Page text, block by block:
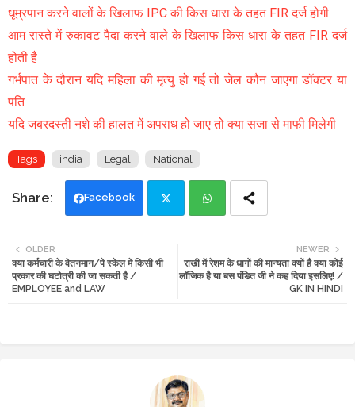
धूम्रपान करने वालों के खिलाफ IPC की किस धारा के तहत FIR दर्ज होगी
आम रास्ते में रुकावट पैदा करने वाले के खिलाफ किस धारा के तहत FIR दर्ज
होती है
गर्भपात के दौरान यदि महिला की मृत्यु हो गई तो जेल कौन जाएगा डॉक्टर या
पति
यदि जबरदस्ती नशे की हालत में अपराध हो जाए तो क्या सजा से माफी मिलेगी
Tags india Legal National
Facebook
tte ats
NEWER
राखी में रेशम के धागों की मान्यता क्यों है क्या कोई
लॉजिक है या बस पंडित जी ने कह दिया इसलिए! /
GK IN HINDI
OLDER
क्या कर्मचारी के वेतनमान/पे स्केल में किसी भी
प्रकार की घटोत्री की जा सकती है /
EMPLOYEE and LAW